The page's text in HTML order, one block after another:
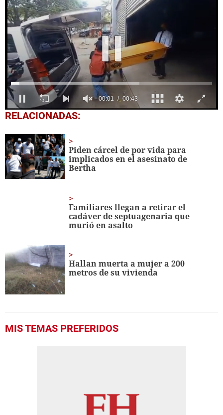
0
seconds
43
seconds
RELACIONADAS:
Piden cárcel de por vida para
implicados en el asesinato de
Bertha
Familiares llegan a retirar el
cadáver de septuagenaria que
murió en asalto
Hallan muerta a mujer a 200
metros de su vivienda
MIS TEMAS PREFERIDOS